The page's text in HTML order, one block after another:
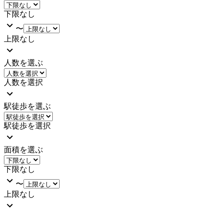
下限なし
〜
上限なし
人数を選ぶ
人数を選択
駅徒歩を選ぶ
駅徒歩を選択
面積を選ぶ
下限なし
〜
上限なし